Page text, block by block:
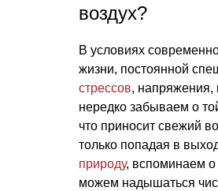
воздух?
В условиях
жизни, постоянной
стрессов, напряжения,
нередко забываем о
что приносит свежий
только попадая в
природу, вспоминаем о
можем надышаться